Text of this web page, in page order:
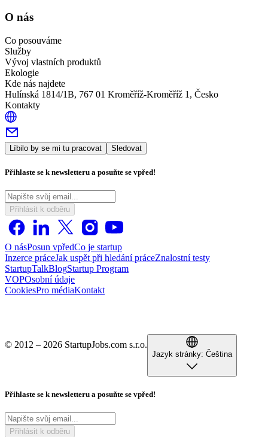
O nás
Co posouváme
Služby
Vývoj vlastních produktů
Ekologie
Kde nás najdete
Hulínská 1814/1B, 767 01 Kroměříž-Kroměříž 1, Česko
Kontakty
Líbilo by se mi tu pracovat Sledovat
Přihlaste se k newsletteru a posuňte se vpřed!
Přihlásit k odběru
O násPosun vpředCo je startup
Inzerce práceJak uspět při hledání práceZnalostní testy
StartupTalkBlogStartup Program
VOPOsobní údaje
CookiesPro médiaKontakt
© 2012 – 2026 StartupJobs.com s.r.o.
Jazyk stránky: Čeština
Přihlaste se k newsletteru a posuňte se vpřed!
Přihlásit k odběru